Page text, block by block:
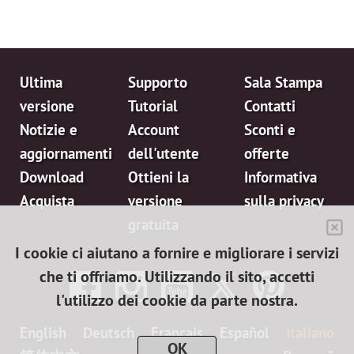
Ultima
versione
Notizie e
aggiornamenti
Download
Acquista
Supporto
Tutorial
Account
dell'utente
Ottieni la
versione
Sala Stampa
Contatti
Sconti e
offerte
Informativa
sulla privacy
Français
I cookie ci aiutano a fornire e migliorare i servizi
che ti offriamo. Utilizzando il sito, accetti
l'utilizzo dei cookie da parte nostra.
OK